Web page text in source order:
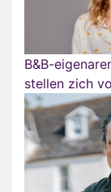
B&B-
stellen zich